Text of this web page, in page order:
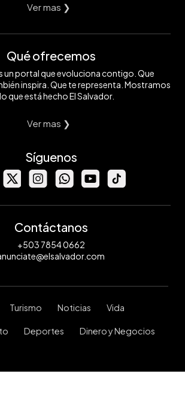
Ver mas ❯
Qué ofrecemos
un portal que evoluciona contigo. Que
inspira. Que te representa. Mostramos
que está hecho El Salvador.
Ver mas ❯
Síguenos
Contáctanos
+503 7854 0662
Turismo Noticias Vida
Deportes Dinero y Negocios